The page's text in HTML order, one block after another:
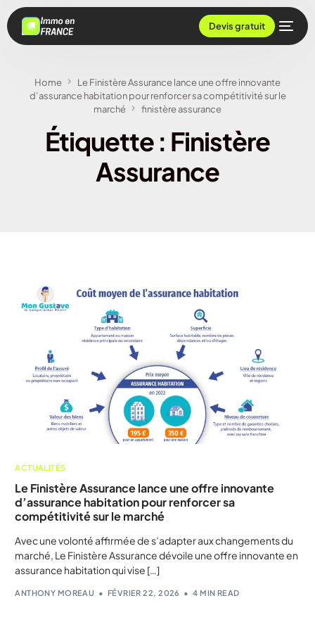
Devis gratuit
Home
Le Finistère Assurance lance une offre innovante
d’assurance habitation pour renforcer sa compétitivité sur le
marché
finistère assurance
Étiquette : Finistère
Assurance
ACTUALITÉS
Le Finistère Assurance lance une offre innovante
d’assurance habitation pour renforcer sa
compétitivité sur le marché
Avec une volonté affirmée de s’adapter aux changements du
marché, Le Finistère Assurance dévoile une offre innovante en
assurance habitation qui vise […]
ANTHONY MOREAU FÉVRIER 22, 2026 4 MIN READ